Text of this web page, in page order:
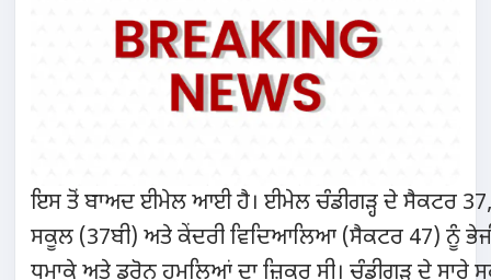
ਇਸ ਤੋਂ ਬਾਅਦ ਈਮੇਲ ਆਈ ਹੈ। ਈਮੇਲ ਚੰਡੀਗੜ੍ਹ ਦੇ ਸੈਕਟਰ 37,
ਸਕੂਲ (37ਬੀ) ਅਤੇ ਕੇਂਦਰੀ ਵਿਦਿਆਲਿਆ (ਸੈਕਟਰ 47) ਨੂੰ
ਧਮਾਕੇ ਅਤੇ ਡਰੋਨ ਹਮਲਿਆਂ ਦਾ ਜ਼ਿਕਰ ਸੀ। ਚੰਡੀਗੜ੍ਹ ਦੇ ਸਾਰੇ